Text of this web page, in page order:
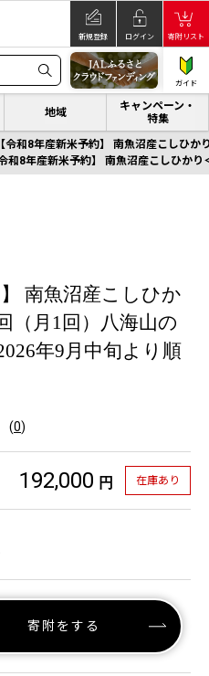
新規登録 ログイン 寄附リスト
ガイド
地域
キャンペーン・
特集
【令和8年産新米予約】 南魚沼産こしひ
令和8年産新米予約】 南魚沼産こしひか
南魚沼産こしひか
（月1回）八海山の
年9月中旬より順
(0)
192,000 円 在庫あり
寄附をする